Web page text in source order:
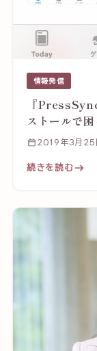
情報発信
『
ストールで
2019年3月25
続きを読む